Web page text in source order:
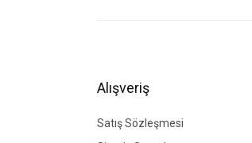
Ürün fiyatı diğer sitelerden
Bu ürüne benzer farklı
Alışveriş
Satış Sözleşmesi